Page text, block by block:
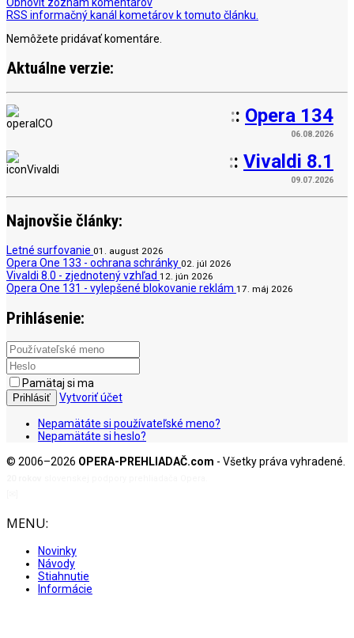
RSS informačný kanál kometárov k tomuto článku.
Nemôžete pridávať komentáre.
Aktuálne verzie:
:: Opera 134
06.08.2026
:: Vivaldi 8.1
09.07.2026
Najnovšie články:
Letné surfovanie 01. august 2026
Opera One 133 - ochrana schránky 02. júl 2026
Vivaldi 8.0 - zjednotený vzhľad 12. jún 2026
Opera One 131 - vylepšené blokovanie reklám 17. máj 2026
Prihlásenie:
Pamätaj si ma
Prihlásiť Vytvoriť účet
Nepamätáte si používateľské meno?
Nepamätáte si heslo?
© 2006–2026 OPERA-PREHLIADAČ.com - Všetky práva vyhradené.
MENU:
Novinky
Návody
Stiahnutie
Informácie